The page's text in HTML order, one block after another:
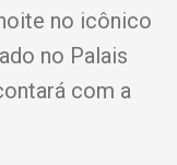
no icônico
no Palais
com a